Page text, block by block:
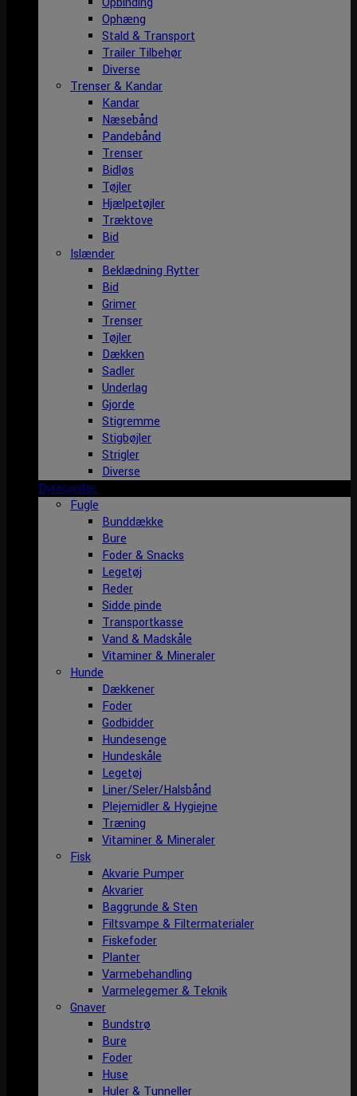
Ophæng
Stald & Transport
Trailer Tilbehør
Diverse
Trenser & Kandar
Kandar
Næsebånd
Pandebånd
Trenser
Bidløs
Tøjler
Hjælpetøjler
Træktove
Bid
Islænder
Beklædning Rytter
Bid
Grimer
Trenser
Tøjler
Dækken
Sadler
Underlag
Gjorde
Stigremme
Stigbøjler
Strigler
Diverse
Dyrecenter
Fugle
Bunddække
Bure
Foder & Snacks
Legetøj
Reder
Sidde pinde
Transportkasse
Vand & Madskåle
Vitaminer & Mineraler
Hunde
Dækkener
Foder
Godbidder
Hundesenge
Hundeskåle
Legetøj
Liner/Seler/Halsbånd
Plejemidler & Hygiejne
Træning
Vitaminer & Mineraler
Fisk
Akvarie Pumper
Akvarier
Baggrunde & Sten
Filtsvampe & Filtermaterialer
Fiskefoder
Planter
Varmebehandling
Varmelegemer & Teknik
Gnaver
Bundstrø
Bure
Foder
Huse
Huler & Tunneller